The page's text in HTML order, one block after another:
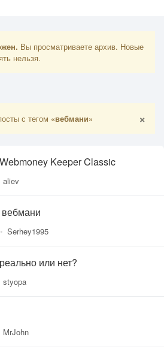
Вы просматриваете архив. Новые
нельзя.
с тегом «вебмани» ×
Keeper Classic
aliev
вебмани
• Serhey1995
или нет?
styopa
MrJohn